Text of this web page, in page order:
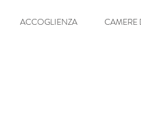
ACCOGLIENZA CAMERE